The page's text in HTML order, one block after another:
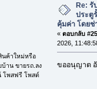
นค้าใหม่หรือ
าน ขายรถ.ลง
โพสฟรี โพสต์
Re: รั
ประตู
คุ้มค่า โดยช่
« ตอบกลับ
2026,
ขออนุญาต